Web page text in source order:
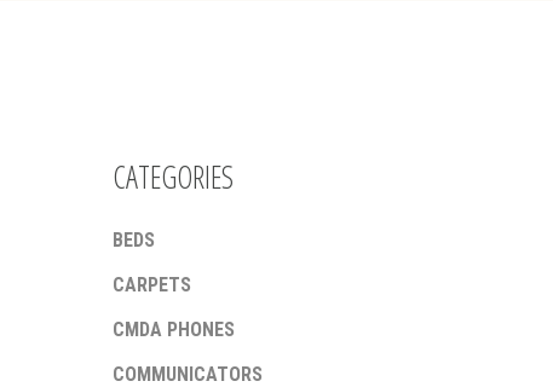
CATEGORIES
BEDS
CARPETS
CMDA PHONES
COMMUNICATORS